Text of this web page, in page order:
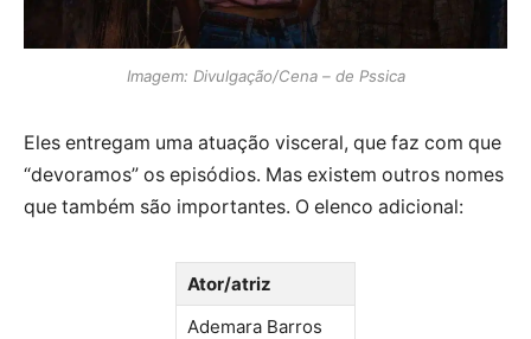
Imagem: Divulgação/Cena – de Pssica
Eles entregam uma atuação visceral, que faz com que
“devoramos” os episódios. Mas existem outros nomes
que também são importantes. O elenco adicional:
Ator/atriz
Ademara Barros